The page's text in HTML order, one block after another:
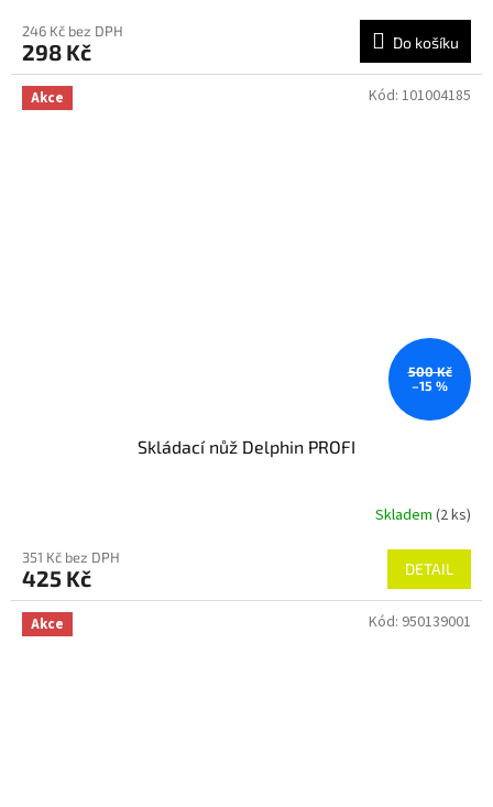
246 Kč bez DPH
298 Kč Do košíku
Akce
500 Kč
–15 %
Skládací nůž Delphin PROFI
Skladem (2 ks)
351 Kč bez DPH
425 Kč DETAIL
Kód: 101004185
Akce Kód: 950139001